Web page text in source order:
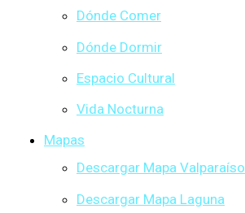
Dónde Comer
Dónde Dormir
Espacio Cultural
Vida Nocturna
Mapas
Descargar Mapa Valparaíso
Descargar Mapa Laguna